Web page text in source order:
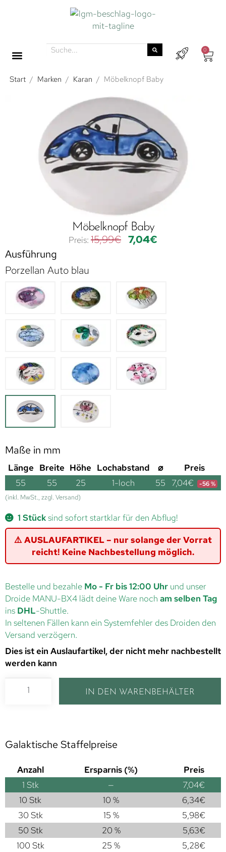
0
Start / Marken / Karan / Möbelknopf Baby
Möbelknopf Baby
15,99€ 7,04€
Ausführung
Porzellan Auto blau
Maße in mm
Länge Breite Höhe Lochabstand ⌀
Preis
55
55 25 1-loch 55 7,04€ -56 %
(inkl. MwSt., zzgl. Versand)
1 Stücksind sofort startklar für den Abflug!
⚠️ AUSLAUFARTIKEL – nur solange der Vorrat
reicht! Keine Nachbestellung möglich.
Bestelle und bezahle Mo - Fr bis 12:00 Uhr und unser
Droide MANU-BX4 lädt deine Ware noch am selben Tag
ins DHL-Shuttle.
In seltenen Fällen kann ein Systemfehler des Droiden den
Versand verzögern.
Dies ist ein Auslaufartikel, der nicht mehr nachbestellt
werden kann
IN DEN WARENBEHÄLTER
Galaktische Staffelpreise
Anzahl Ersparnis (%)
Preis
1 Stk — 7,04€
10 Stk
10 % 6,34€
30 Stk
15 % 5,98€
50 Stk
20 % 5,63€
100 Stk
25 % 5,28€